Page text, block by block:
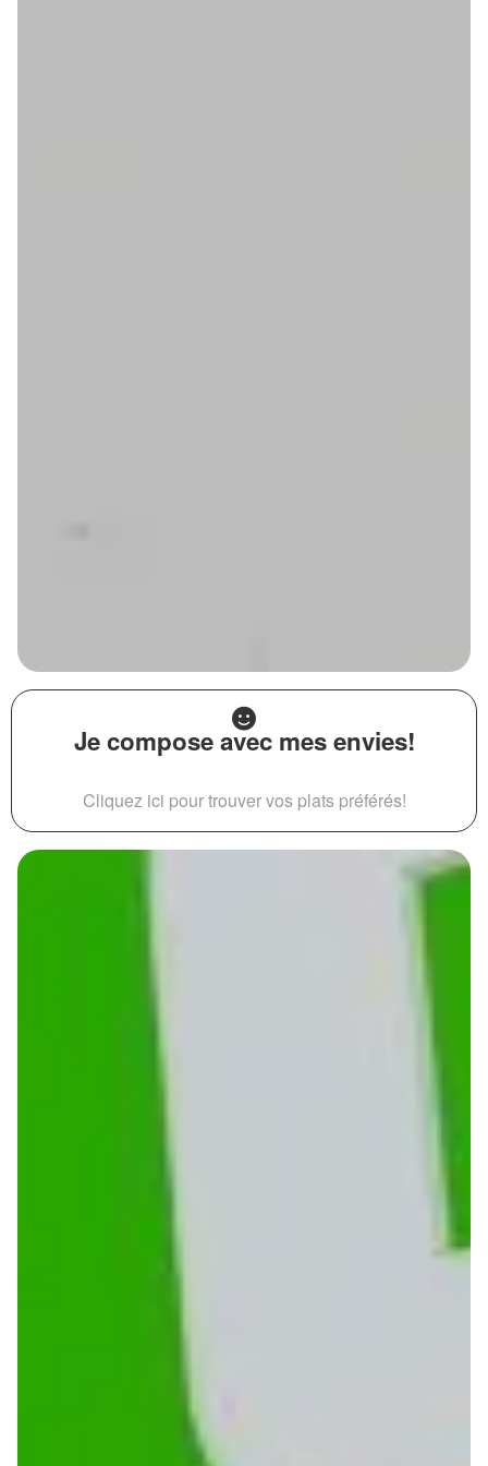
Je compose avec mes envies!
Cliquez ici pour trouver vos plats préférés!